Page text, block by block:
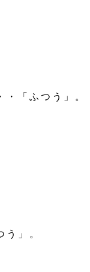
・「ふつう」。
う」。